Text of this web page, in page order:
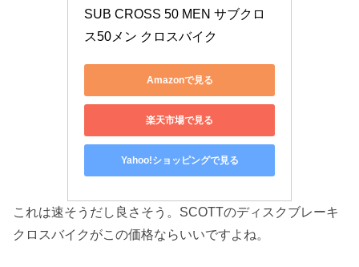
SUB CROSS 50 MEN サブクロ
ス50メン クロスバイク
Amazonで見る
楽天市場で見る
Yahoo!ショッピングで見る
これは速そうだし良さそう。SCOTTのディスクブレーキ
クロスバイクがこの価格ならいいですよね。